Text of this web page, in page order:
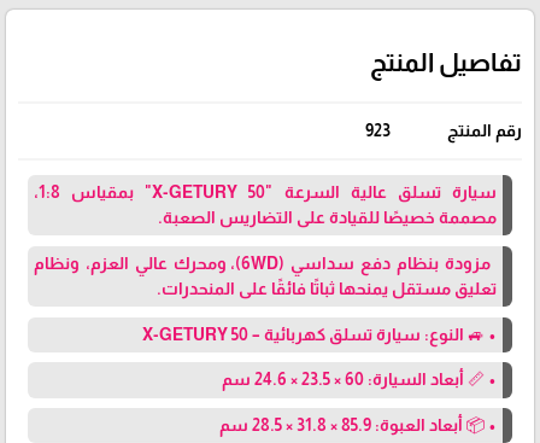
تفاصيل المنتج
رقم المنتج 923
سيارة تسلق عالية السرعة "X-GETURY 50" بمقياس 1:8،
مصممة خصيصًا للقيادة على التضاريس الصعبة.
مزودة بنظام دفع سداسي (6WD)، ومحرك عالي العزم، ونظام
تعليق مستقل يمنحها ثباتًا فائقًا على المنحدرات.
• 🚙 النوع: سيارة تسلق كهربائية – X-GETURY 50
• 📏 أبعاد السيارة: 60 × 23.5 × 24.6 سم
• 📦 أبعاد العبوة: 85.9 × 31.8 × 28.5 سم